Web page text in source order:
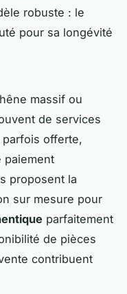
robuste : le
pour sa longévité
massif ou
de services
offerte,
paiement
proposent la
sur mesure pour
parfaitement
de pièces
contribuent